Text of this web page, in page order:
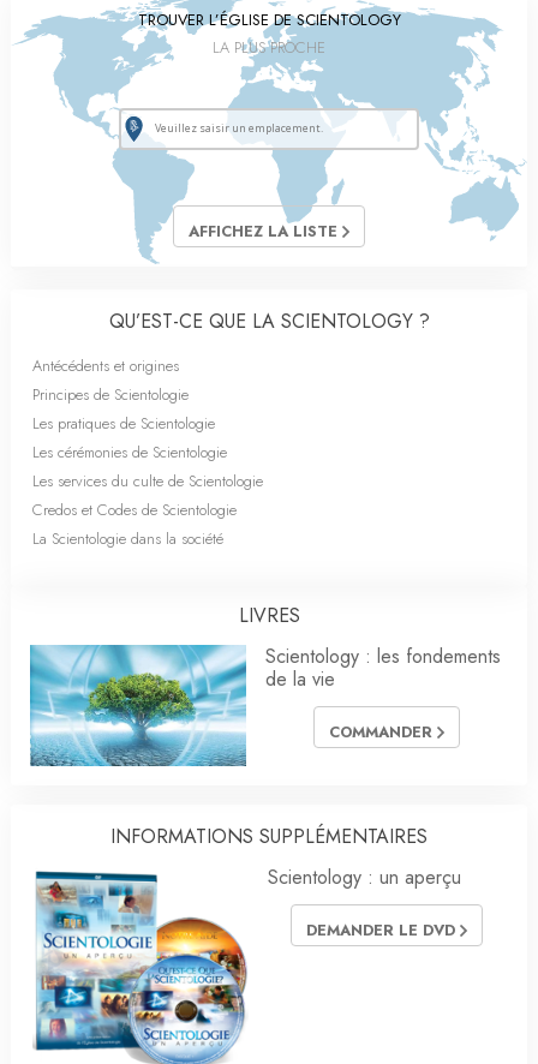
TROUVER L’ÉGLISE DE SCIENTOLOGY
LA PLUS PROCHE
AFFICHEZ LA LISTE
QU’EST-CE QUE LA SCIENTOLOGY ?
Antécédents et origines
Principes de Scientologie
Les pratiques de Scientologie
Les cérémonies de Scientologie
Les services du culte de Scientologie
Credos et Codes de Scientologie
La Scientologie dans la société
LIVRES
Scientology : les fondements
de la vie
COMMANDER
INFORMATIONS SUPPLÉMENTAIRES
Scientology : un aperçu
DEMANDER LE DVD